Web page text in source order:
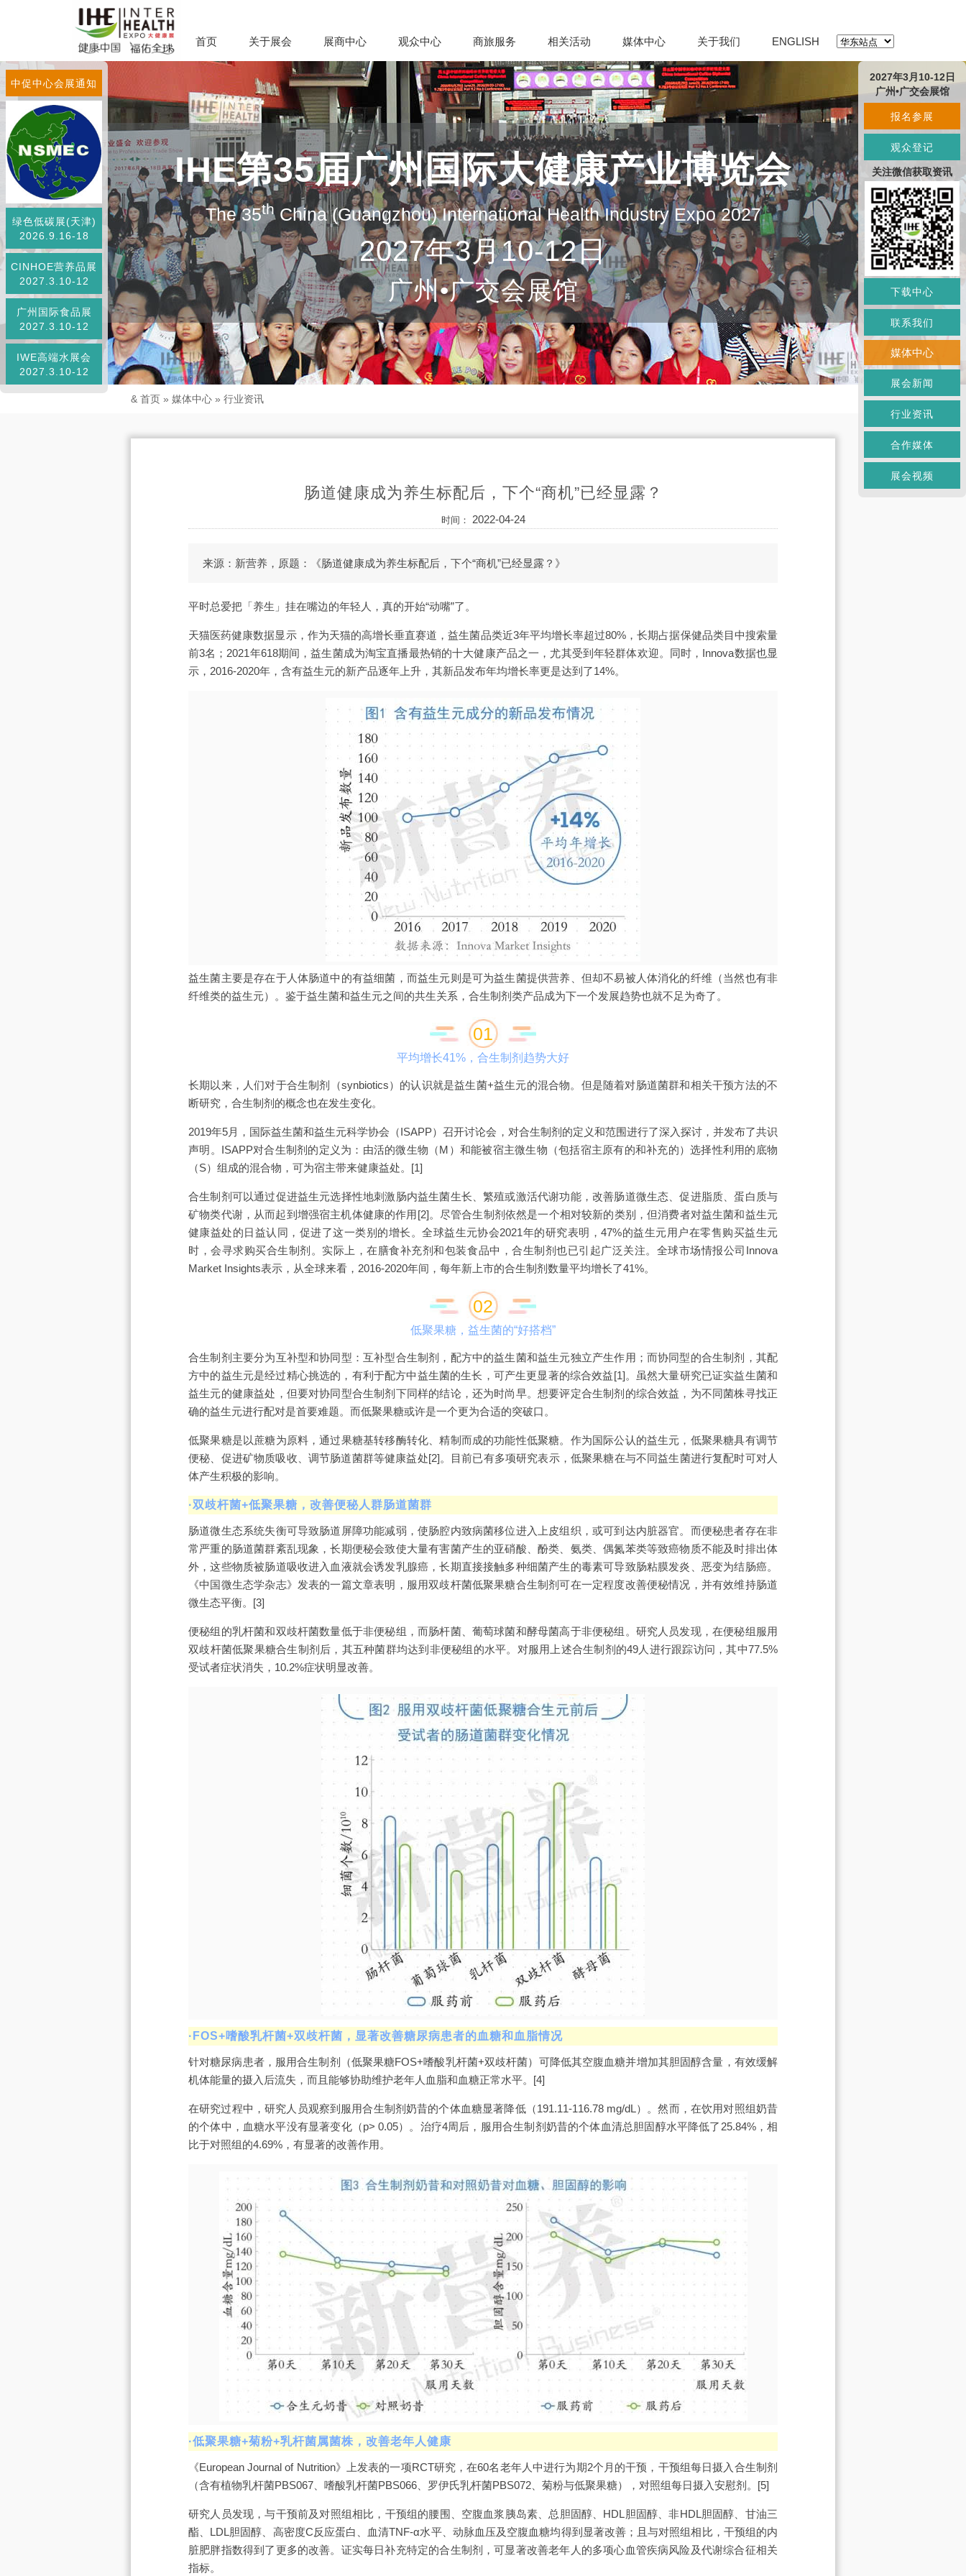
首页 关于展会 展商中心 观众中心 商旅服务 相关活动 媒体中心 关于我们 ENGLISH
IHE第35届广州国际大健康产业博览会
The 35thChina (Guangzhou) International Health Industry Expo 2027
2027年3月10-12日
广州•广交会展馆
中促中心会展通知
绿色低碳展(天津)
2026.9.16-18
CINHOE营养品展
2027.3.10-12
广州国际食品展
2027.3.10-12
IWE高端水展会
2027.3.10-12
& 首页 » 媒体中心 » 行业资讯
肠道健康成为养生标配后，下个“商机”已经显露？
时间： 2022-04-24
来源：新营养，原题：《肠道健康成为养生标配后，下个“商机”已经显露？》
平时总爱把「养生」挂在嘴边的年轻人，真的开始“动嘴”了。
天猫医药健康数据显示，作为天猫的高增长垂直赛道，益生菌品类近3年平均增长率超过80%，长期占据保健品类目中搜索量
前3名；2021年618期间，益生菌成为淘宝直播最热销的十大健康产品之一，尤其受到年轻群体欢迎。同时，Innova数据也显
示，2016-2020年，含有益生元的新产品逐年上升，其新品发布年均增长率更是达到了14%。
益生菌主要是存在于人体肠道中的有益细菌，而益生元则是可为益生菌提供营养、但却不易被人体消化的纤维（当然也有非
纤维类的益生元）。鉴于益生菌和益生元之间的共生关系，合生制剂类产品成为下一个发展趋势也就不足为奇了。
01
平均增长41%，合生制剂趋势大好
长期以来，人们对于合生制剂（synbiotics）的认识就是益生菌+益生元的混合物。但是随着对肠道菌群和相关干预方法的不
断研究，合生制剂的概念也在发生变化。
2019年5月，国际益生菌和益生元科学协会（ISAPP）召开讨论会，对合生制剂的定义和范围进行了深入探讨，并发布了共识
声明。ISAPP对合生制剂的定义为：由活的微生物（M）和能被宿主微生物（包括宿主原有的和补充的）选择性利用的底物
（S）组成的混合物，可为宿主带来健康益处。[1]
合生制剂可以通过促进益生元选择性地刺激肠内益生菌生长、繁殖或激活代谢功能，改善肠道微生态、促进脂质、蛋白质与
矿物类代谢，从而起到增强宿主机体健康的作用[2]。尽管合生制剂依然是一个相对较新的类别，但消费者对益生菌和益生元
健康益处的日益认同，促进了这一类别的增长。全球益生元协会2021年的研究表明，47%的益生元用户在零售购买益生元
时，会寻求购买合生制剂。实际上，在膳食补充剂和包装食品中，合生制剂也已引起广泛关注。全球市场情报公司Innova
Market Insights表示，从全球来看，2016-2020年间，每年新上市的合生制剂数量平均增长了41%。
02
低聚果糖，益生菌的“好搭档”
合生制剂主要分为互补型和协同型：互补型合生制剂，配方中的益生菌和益生元独立产生作用；而协同型的合生制剂，其配
方中的益生元是经过精心挑选的，有利于配方中益生菌的生长，可产生更显著的综合效益[1]。虽然大量研究已证实益生菌和
益生元的健康益处，但要对协同型合生制剂下同样的结论，还为时尚早。想要评定合生制剂的综合效益，为不同菌株寻找正
确的益生元进行配对是首要难题。而低聚果糖或许是一个更为合适的突破口。
低聚果糖是以蔗糖为原料，通过果糖基转移酶转化、精制而成的功能性低聚糖。作为国际公认的益生元，低聚果糖具有调节
便秘、促进矿物质吸收、调节肠道菌群等健康益处[2]。目前已有多项研究表示，低聚果糖在与不同益生菌进行复配时可对人
体产生积极的影响。
·双歧杆菌+低聚果糖，改善便秘人群肠道菌群
肠道微生态系统失衡可导致肠道屏障功能减弱，使肠腔内致病菌移位进入上皮组织，或可到达内脏器官。而便秘患者存在非
常严重的肠道菌群紊乱现象，长期便秘会致使大量有害菌产生的亚硝酸、酚类、氨类、偶氮苯类等致癌物质不能及时排出体
外，这些物质被肠道吸收进入血液就会诱发乳腺癌，长期直接接触多种细菌产生的毒素可导致肠粘膜发炎、恶变为结肠癌。
《中国微生态学杂志》发表的一篇文章表明，服用双歧杆菌低聚果糖合生制剂可在一定程度改善便秘情况，并有效维持肠道
微生态平衡。[3]
便秘组的乳杆菌和双歧杆菌数量低于非便秘组，而肠杆菌、葡萄球菌和酵母菌高于非便秘组。研究人员发现，在便秘组服用
双歧杆菌低聚果糖合生制剂后，其五种菌群均达到非便秘组的水平。对服用上述合生制剂的49人进行跟踪访问，其中77.5%
受试者症状消失，10.2%症状明显改善。
·FOS+嗜酸乳杆菌+双歧杆菌，显著改善糖尿病患者的血糖和血脂情况
针对糖尿病患者，服用合生制剂（低聚果糖FOS+嗜酸乳杆菌+双歧杆菌）可降低其空腹血糖并增加其胆固醇含量，有效缓解
机体能量的摄入后流失，而且能够协助维护老年人血脂和血糖正常水平。[4]
在研究过程中，研究人员观察到服用合生制剂奶昔的个体血糖显著降低（191.11-116.78 mg/dL）。然而，在饮用对照组奶昔
的个体中，血糖水平没有显著变化（p> 0.05）。治疗4周后，服用合生制剂奶昔的个体血清总胆固醇水平降低了25.84%，相
比于对照组的4.69%，有显著的改善作用。
·低聚果糖+菊粉+乳杆菌属菌株，改善老年人健康
《European Journal of Nutrition》上发表的一项RCT研究，在60名老年人中进行为期2个月的干预，干预组每日摄入合生制剂
（含有植物乳杆菌PBS067、嗜酸乳杆菌PBS066、罗伊氏乳杆菌PBS072、菊粉与低聚果糖），对照组每日摄入安慰剂。[5]
研究人员发现，与干预前及对照组相比，干预组的腰围、空腹血浆胰岛素、总胆固醇、HDL胆固醇、非HDL胆固醇、甘油三
酯、LDL胆固醇、高密度C反应蛋白、血清TNF-α水平、动脉血压及空腹血糖均得到显著改善；且与对照组相比，干预组的内
脏肥胖指数得到了更多的改善。证实每日补充特定的合生制剂，可显著改善老年人的多项心血管疾病风险及代谢综合征相关
指标。
2027年3月10-12日
广州•广交会展馆
报名参展
观众登记
关注微信获取资讯
下载中心
联系我们
媒体中心
展会新闻
行业资讯
合作媒体
展会视频